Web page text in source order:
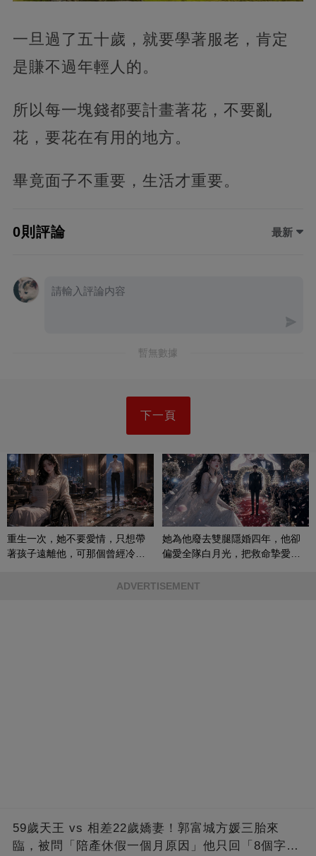
一旦過了五十歲，就要學著服老，肯定
是賺不過年輕人的。
所以每一塊錢都要計畫著花，不要亂
花，要花在有用的地方。
畢竟面子不重要，生活才重要。
0則評論 最新
暫無數據
下一頁
重生一次，她不要愛情，只想帶
著孩子遠離他，可那個曾經冷漠
她為他廢去雙腿隱婚四年，他卻
偏愛全隊白月光，把救命摯愛當
ADVERTISEMENT
59歲天王 vs 相差22歲嬌妻！郭富城方媛三胎來
臨，被問「陪產休假一個月原因」他只回「8個字」